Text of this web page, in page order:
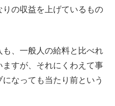
の収益を上げているもの
、一般人の給料と比べれ
すが、それにくわえて事
なっても当たり前という